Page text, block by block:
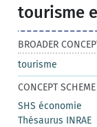
tourisme
BROADER
tourisme
CONCEPT SCHEME
SHS économie
Thésaurus INRAE